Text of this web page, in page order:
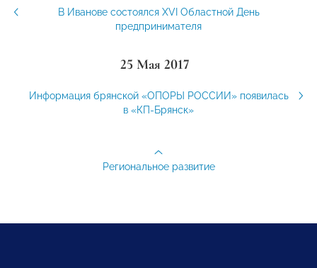
В Иванове состоялся XVI Областной День
предпринимателя
25 Мая 2017
Информация брянской «ОПОРЫ РОССИИ» появилась
в «КП-Брянск»
Региональное развитие